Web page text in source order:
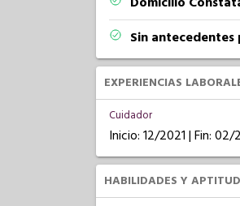
Sin antecedentes
EXPERIENCIAS
Cuidador
Inicio: 12/2021 | Fin: 02/
HABILIDADES Y